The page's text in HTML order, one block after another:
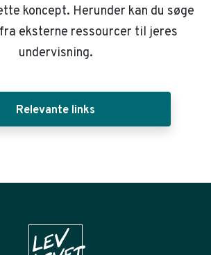
koncept. Herunder kan du søge
eksterne ressourcer til jeres
undervisning.
Relevante links